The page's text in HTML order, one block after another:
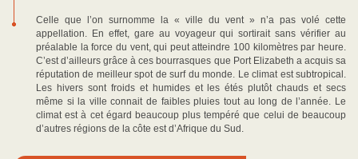
Celle que l’on surnomme la « ville du vent » n’a pas volé cette
appellation. En effet, gare au voyageur qui sortirait sans vérifier au
préalable la force du vent, qui peut atteindre 100 kilomètres par heure.
C’est d’ailleurs grâce à ces bourrasques que Port Elizabeth a acquis sa
réputation de meilleur spot de surf du monde. Le climat est subtropical.
Les hivers sont froids et humides et les étés plutôt chauds et secs
même si la ville connait de faibles pluies tout au long de l’année. Le
climat est à cet égard beaucoup plus tempéré que celui de beaucoup
d’autres régions de la côte est d’Afrique du Sud.